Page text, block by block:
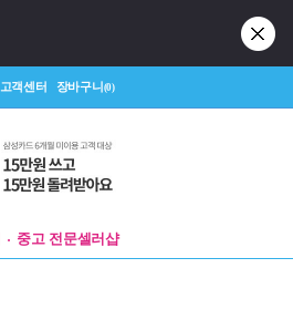
고객센터 장바구니(0)
중고 전문셀러샵